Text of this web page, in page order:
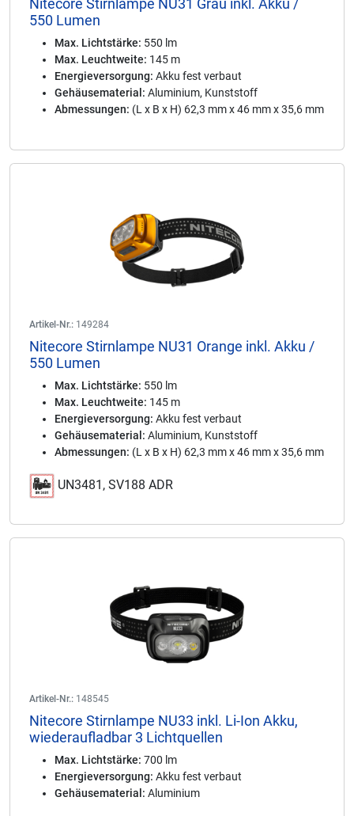
Nitecore Stirnlampe NU31 Grau inkl. Akku /
550 Lumen
Max. Lichtstärke: 550 lm
Max. Leuchtweite: 145 m
Energieversorgung: Akku fest verbaut
Gehäusematerial: Aluminium, Kunststoff
Abmessungen: (L x B x H) 62,3 mm x 46 mm x 35,6 mm
Artikel-Nr.: 149284
Nitecore Stirnlampe NU31 Orange inkl. Akku /
550 Lumen
Max. Lichtstärke: 550 lm
Max. Leuchtweite: 145 m
Energieversorgung: Akku fest verbaut
Gehäusematerial: Aluminium, Kunststoff
Abmessungen: (L x B x H) 62,3 mm x 46 mm x 35,6 mm
UN3481, SV188 ADR
Artikel-Nr.: 148545
Nitecore Stirnlampe NU33 inkl. Li-Ion Akku,
wiederaufladbar 3 Lichtquellen
Max. Lichtstärke: 700 lm
Energieversorgung: Akku fest verbaut
Gehäusematerial: Aluminium